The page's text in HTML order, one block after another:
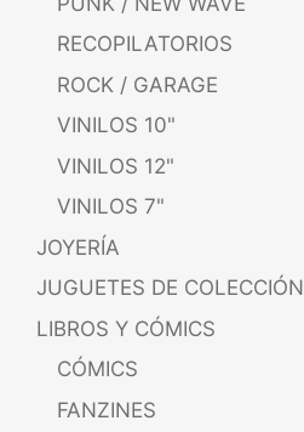
RECOPILATORIOS
ROCK / GARAGE
VINILOS 10"
VINILOS 12"
VINILOS 7"
JOYERÍA
JUGUETES DE COLECCIÓN
LIBROS Y CÓMICS
CÓMICS
FANZINES